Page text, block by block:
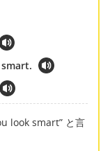
look smart” と言